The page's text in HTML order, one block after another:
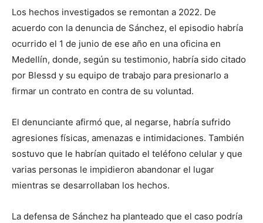
Los hechos investigados se remontan a 2022. De
acuerdo con la denuncia de Sánchez, el episodio habría
ocurrido el 1 de junio de ese año en una oficina en
Medellín, donde, según su testimonio, habría sido citado
por Blessd y su equipo de trabajo para presionarlo a
firmar un contrato en contra de su voluntad.
El denunciante afirmó que, al negarse, habría sufrido
agresiones físicas, amenazas e intimidaciones. También
sostuvo que le habrían quitado el teléfono celular y que
varias personas le impidieron abandonar el lugar
mientras se desarrollaban los hechos.
La defensa de Sánchez ha planteado que el caso podría